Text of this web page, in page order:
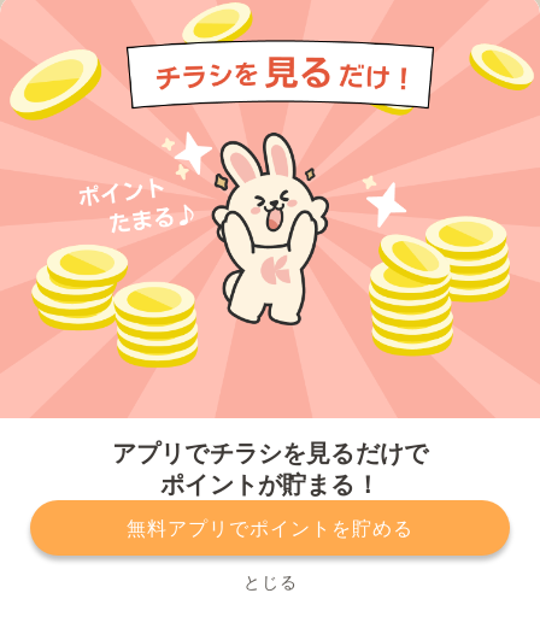
アプリでチラシを見るだけで
ポイントが貯まる！
無料アプリでポイントを貯める
とじる
プライバシーポリシー 利用規約
運営会社
サービスに関してのお問い合わせ